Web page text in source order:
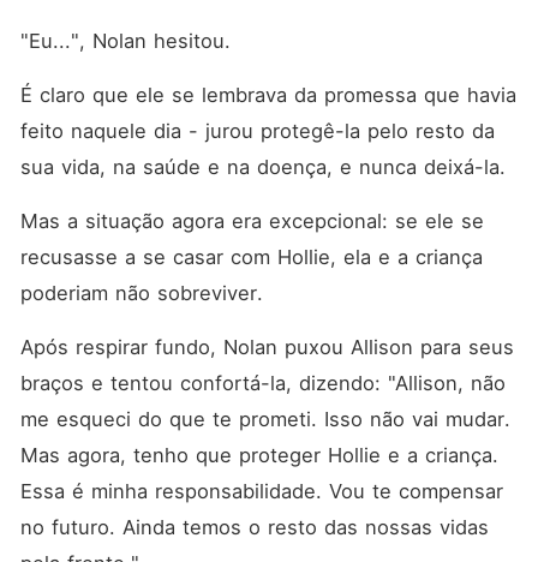
"Eu...", Nolan hesitou.
É claro que ele se lembrava da promessa que havia
feito naquele dia - jurou protegê-la pelo resto da
sua vida, na saúde e na doença, e nunca deixá-la.
Mas a situação agora era excepcional: se ele se
recusasse a se casar com Hollie, ela e a criança
poderiam não sobreviver.
Após respirar fundo, Nolan puxou Allison para seus
braços e tentou confortá-la, dizendo: "Allison, não
me esqueci do que te prometi. Isso não vai mudar.
Mas agora, tenho que proteger Hollie e a criança.
Essa é minha responsabilidade. Vou te compensar
no futuro. Ainda temos o resto das nossas vidas